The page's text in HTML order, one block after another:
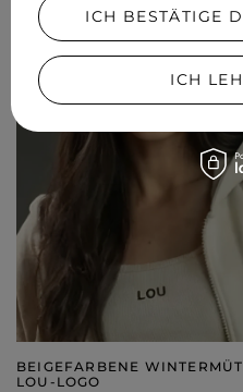
BEIGEFARBENE
LOU-LOGO
ICH BESTÄTIGE
ICH